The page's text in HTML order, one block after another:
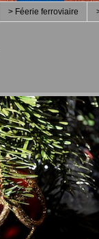
> Féerie ferroviaire